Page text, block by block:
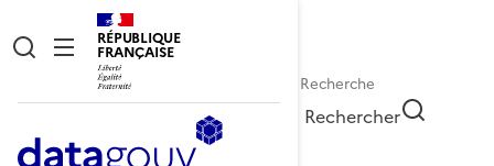
RÉPUBLIQUE
FRANÇAISE
Rechercher